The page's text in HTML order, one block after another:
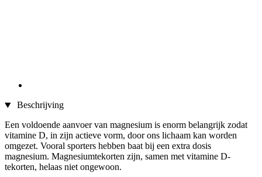
Beschrijving
Een voldoende aanvoer van magnesium is enorm belangrijk zodat
vitamine D, in zijn actieve vorm, door ons lichaam kan worden
omgezet. Vooral sporters hebben baat bij een extra dosis
magnesium. Magnesiumtekorten zijn, samen met vitamine D-
tekorten, helaas niet ongewoon.